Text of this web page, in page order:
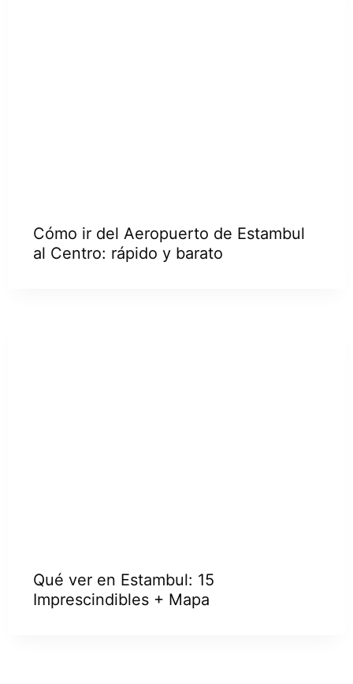
Cómo ir del Aeropuerto de Estambul
al Centro: rápido y barato
Qué ver en Estambul: 15
Imprescindibles + Mapa